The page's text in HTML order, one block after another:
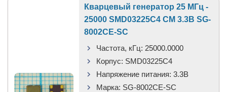
Кварцевый генератор 25 МГц -
25000 SMD03225C4 CM 3.3В SG-
8002CE-SC
Частота, кГц: 25000.0000
Корпус: SMD03225C4
Напряжение питания: 3.3В
Марка: SG-8002CE-SC